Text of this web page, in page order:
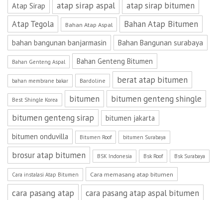
Atap Sirap atap sirap aspal
atap sirap bitumen
Atap Tegola
Bahan Atap Aspal Bahan Atap Bitumen
bahan bangunan banjarmasin Bahan Bangunan surabaya
Bahan Genteng Aspal Bahan Genteng Bitumen
bahan membrane bakar Bardoline berat atap bitumen
Best Shingle Korea bitumen
bitumen genteng shingle
bitumen genteng sirap
bitumen jakarta
bitumen onduvilla
Bitumen Roof bitumen Surabaya
brosur atap bitumen BSK Indonesia Bsk Roof Bsk Surabaya
Cara instalasi Atap Bitumen Cara memasang atap bitumen
cara pasang atap cara pasang atap aspal bitumen